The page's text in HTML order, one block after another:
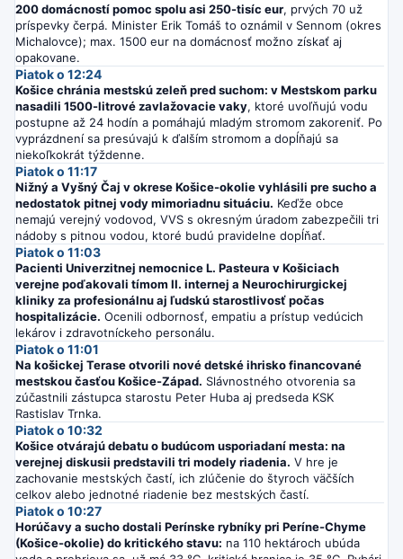
200 domácností pomoc spolu asi 250-tisíc eur, prvých 70 už
príspevky čerpá. Minister Erik Tomáš to oznámil v Sennom (okres
Michalovce); max. 1500 eur na domácnosť možno získať aj
opakovane.
Piatok o 12:24
Košice chránia mestskú zeleň pred suchom: v Mestskom parku
nasadili 1500-litrové zavlažovacie vaky, ktoré uvoľňujú vodu
postupne až 24 hodín a pomáhajú mladým stromom zakoreniť. Po
vyprázdnení sa presúvajú k ďalším stromom a dopĺňajú sa
niekoľkokrát týždenne.
Piatok o 11:17
Nižný a Vyšný Čaj v okrese Košice-okolie vyhlásili pre sucho a
nedostatok pitnej vody mimoriadnu situáciu. Keďže obce
nemajú verejný vodovod, VVS s okresným úradom zabezpečili tri
nádoby s pitnou vodou, ktoré budú pravidelne dopĺňať.
Piatok o 11:03
Pacienti Univerzitnej nemocnice L. Pasteura v Košiciach
verejne poďakovali tímom II. internej a Neurochirurgickej
kliniky za profesionálnu aj ľudskú starostlivosť počas
hospitalizácie. Ocenili odbornosť, empatiu a prístup vedúcich
lekárov i zdravotníckeho personálu.
Piatok o 11:01
Na košickej Terase otvorili nové detské ihrisko financované
mestskou časťou Košice-Západ. Slávnostného otvorenia sa
zúčastnili zástupca starostu Peter Huba aj predseda KSK
Rastislav Trnka.
Piatok o 10:32
Košice otvárajú debatu o budúcom usporiadaní mesta: na
verejnej diskusii predstavili tri modely riadenia. V hre je
zachovanie mestských častí, ich zlúčenie do štyroch väčších
celkov alebo jednotné riadenie bez mestských častí.
Piatok o 10:27
Horúčavy a sucho dostali Perínske rybníky pri Períne-Chyme
(Košice-okolie) do kritického stavu: na 110 hektároch ubúda